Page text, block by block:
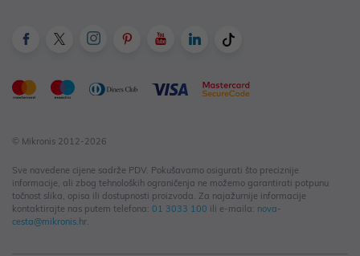
© Mikronis 2012-2026
Sve navedene cijene sadrže PDV. Pokušavamo osigurati što preciznije
informacije, ali zbog tehnoloških ograničenja ne možemo garantirati potpunu
točnost slika, opisa ili dostupnosti proizvoda. Za najažurnije informacije
kontaktirajte nas putem telefona: 01 3033 100 ili e-maila: nova-
cesta@mikronis.hr.